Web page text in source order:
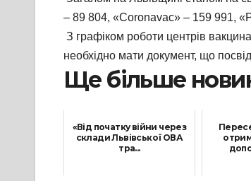
– 89 804, «Coronavac» – 159 991,
З графіком роботи центрів
необхідно мати документ, що
Ще більше
«Від початку війни через
склади Львівської ОВА
тра...